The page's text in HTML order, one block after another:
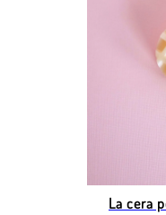
La cera